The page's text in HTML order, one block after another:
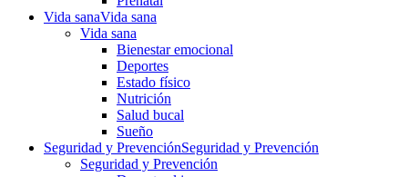
Vida sanaVida sana
Vida sana
Bienestar emocional
Deportes
Estado físico
Nutrición
Salud bucal
Sueño
Seguridad y PrevenciónSeguridad y Prevención
Seguridad y Prevención